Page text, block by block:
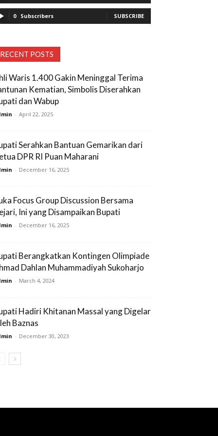
0 Subscribers SUBSCRIBE
RECENT POSTS
Waris 1.400 Gakin Meninggal Terima
Kematian, Simbolis Diserahkan
dan Wabup
- April 22, 2025
Serahkan Bantuan Gemarikan dari
DPR RI Puan Maharani
- December 16, 2025
Focus Group Discussion Bersama
Ini yang Disampaikan Bupati
- December 16, 2025
Berangkatkan Kontingen Olimpiade
Dahlan Muhammadiyah Sukoharjo
- March 4, 2024
Hadiri Khitanan Massal yang Digelar
Baznas
- December 30, 2023